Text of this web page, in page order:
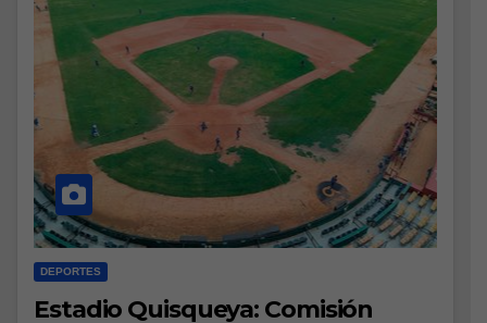
DEPORTES
Estadio Quisqueya: Comisión